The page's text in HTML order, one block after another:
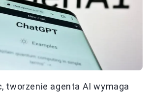
tworzenie agenta AI wymaga